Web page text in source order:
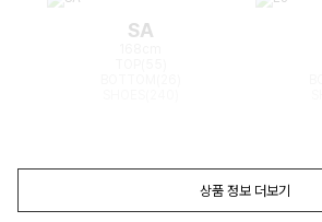
SA
상품 정보 더보기